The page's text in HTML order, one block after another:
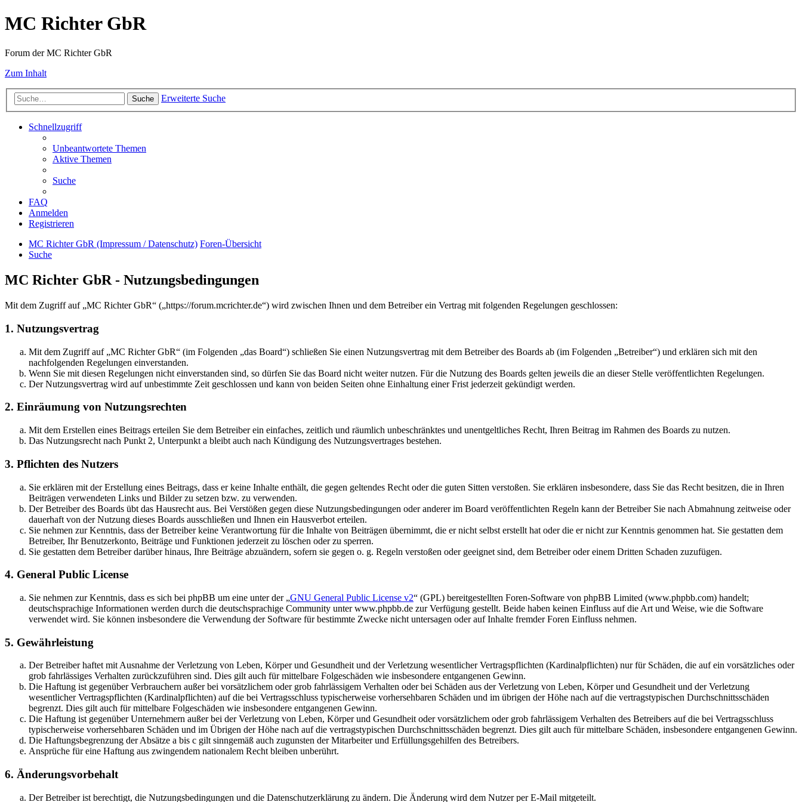
MC Richter GbR
Forum der MC Richter GbR
Zum Inhalt
Suche Erweiterte Suche
Schnellzugriff
Unbeantwortete Themen
Aktive Themen
Suche
FAQ
Anmelden
Registrieren
MC Richter GbR (Impressum / Datenschutz) Foren-Übersicht
Suche
MC Richter GbR - Nutzungsbedingungen
Mit dem Zugriff auf „MC Richter GbR“ („https://forum.mcrichter.de“) wird zwischen Ihnen und dem Betreiber ein Vertrag mit folgenden Regelungen geschlossen:
1. Nutzungsvertrag
Mit dem Zugriff auf „MC Richter GbR“ (im Folgenden „das Board“) schließen Sie einen Nutzungsvertrag mit dem Betreiber des Boards ab (im Folgenden „Betreiber“) und erklären sich mit den
nachfolgenden Regelungen einverstanden.
Wenn Sie mit diesen Regelungen nicht einverstanden sind, so dürfen Sie das Board nicht weiter nutzen. Für die Nutzung des Boards gelten jeweils die an dieser Stelle veröffentlichten Regelungen.
Der Nutzungsvertrag wird auf unbestimmte Zeit geschlossen und kann von beiden Seiten ohne Einhaltung einer Frist jederzeit gekündigt werden.
2. Einräumung von Nutzungsrechten
Mit dem Erstellen eines Beitrags erteilen Sie dem Betreiber ein einfaches, zeitlich und räumlich unbeschränktes und unentgeltliches Recht, Ihren Beitrag im Rahmen des Boards zu nutzen.
Das Nutzungsrecht nach Punkt 2, Unterpunkt a bleibt auch nach Kündigung des Nutzungsvertrages bestehen.
3. Pflichten des Nutzers
Sie erklären mit der Erstellung eines Beitrags, dass er keine Inhalte enthält, die gegen geltendes Recht oder die guten Sitten verstoßen. Sie erklären insbesondere, dass Sie das Recht besitzen, die in Ihren
Beiträgen verwendeten Links und Bilder zu setzen bzw. zu verwenden.
Der Betreiber des Boards übt das Hausrecht aus. Bei Verstößen gegen diese Nutzungsbedingungen oder anderer im Board veröffentlichten Regeln kann der Betreiber Sie nach Abmahnung zeitweise oder
dauerhaft von der Nutzung dieses Boards ausschließen und Ihnen ein Hausverbot erteilen.
Sie nehmen zur Kenntnis, dass der Betreiber keine Verantwortung für die Inhalte von Beiträgen übernimmt, die er nicht selbst erstellt hat oder die er nicht zur Kenntnis genommen hat. Sie gestatten dem
Betreiber, Ihr Benutzerkonto, Beiträge und Funktionen jederzeit zu löschen oder zu sperren.
Sie gestatten dem Betreiber darüber hinaus, Ihre Beiträge abzuändern, sofern sie gegen o. g. Regeln verstoßen oder geeignet sind, dem Betreiber oder einem Dritten Schaden zuzufügen.
4. General Public License
Sie nehmen zur Kenntnis, dass es sich bei phpBB um eine unter der „GNU General Public License v2“ (GPL) bereitgestellten Foren-Software von phpBB Limited (www.phpbb.com) handelt;
deutschsprachige Informationen werden durch die deutschsprachige Community unter www.phpbb.de zur Verfügung gestellt. Beide haben keinen Einfluss auf die Art und Weise, wie die Software
verwendet wird. Sie können insbesondere die Verwendung der Software für bestimmte Zwecke nicht untersagen oder auf Inhalte fremder Foren Einfluss nehmen.
5. Gewährleistung
Der Betreiber haftet mit Ausnahme der Verletzung von Leben, Körper und Gesundheit und der Verletzung wesentlicher Vertragspflichten (Kardinalpflichten) nur für Schäden, die auf ein vorsätzliches oder
grob fahrlässiges Verhalten zurückzuführen sind. Dies gilt auch für mittelbare Folgeschäden wie insbesondere entgangenen Gewinn.
Die Haftung ist gegenüber Verbrauchern außer bei vorsätzlichem oder grob fahrlässigem Verhalten oder bei Schäden aus der Verletzung von Leben, Körper und Gesundheit und der Verletzung
wesentlicher Vertragspflichten (Kardinalpflichten) auf die bei Vertragsschluss typischerweise vorhersehbaren Schäden und im übrigen der Höhe nach auf die vertragstypischen Durchschnittsschäden
begrenzt. Dies gilt auch für mittelbare Folgeschäden wie insbesondere entgangenen Gewinn.
Die Haftung ist gegenüber Unternehmern außer bei der Verletzung von Leben, Körper und Gesundheit oder vorsätzlichem oder grob fahrlässigem Verhalten des Betreibers auf die bei Vertragsschluss
typischerweise vorhersehbaren Schäden und im Übrigen der Höhe nach auf die vertragstypischen Durchschnittsschäden begrenzt. Dies gilt auch für mittelbare Schäden, insbesondere entgangenen Gewinn.
Die Haftungsbegrenzung der Absätze a bis c gilt sinngemäß auch zugunsten der Mitarbeiter und Erfüllungsgehilfen des Betreibers.
Ansprüche für eine Haftung aus zwingendem nationalem Recht bleiben unberührt.
6. Änderungsvorbehalt
Der Betreiber ist berechtigt, die Nutzungsbedingungen und die Datenschutzerklärung zu ändern. Die Änderung wird dem Nutzer per E-Mail mitgeteilt.